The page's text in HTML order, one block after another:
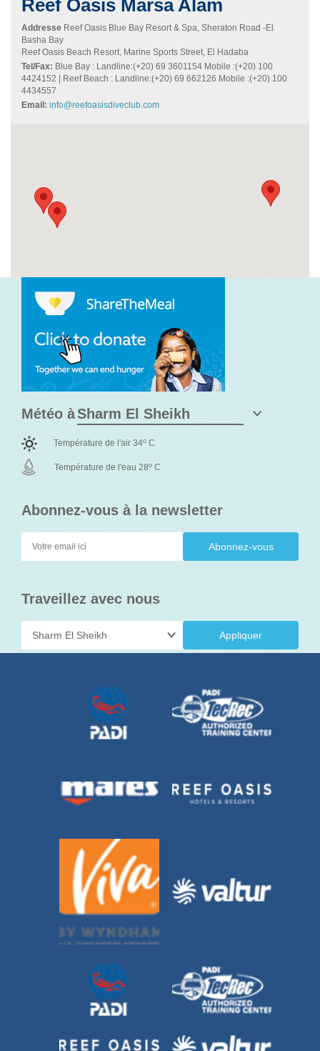
Reef Oasis Marsa Alam
Addresse Reef Oasis Blue Bay Resort & Spa, Sheraton Road -El
Basha Bay
Reef Oasis Beach Resort, Marine Sports Street, El Hadaba
Tel/Fax: Blue Bay : Landline:(+20) 69 3601154 Mobile :(+20) 100
4424152 | Reef Beach : Landline:(+20) 69 662126 Mobile :(+20) 100
4434557
Email: info@reefoasisdiveclub.com
Abonnez-vous à la newsletter
Traveillez avec nous
Appliquer
Météo à
Température de l'air 34o C
Température de l'eau 28o C